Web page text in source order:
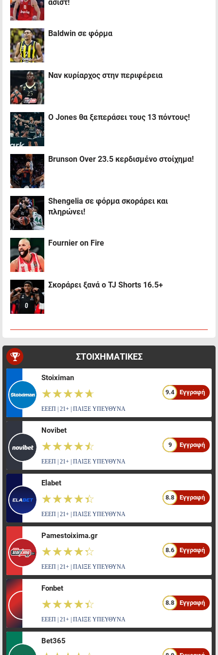
ασίστ!
Baldwin σε φόρμα
Ναν κυρίαρχος στην περιφέρεια
Ο Jones θα ξεπεράσει τους 13 πόντους!
Brunson Over 23.5 κερδισμένο στοίχημα!
Shengelia σε φόρμα σκοράρει και
πληρώνει!
Fournier on Fire
Σκοράρει ξανά ο TJ Shorts 16.5+
ΣΤΟΙΧΗΜΑΤΙΚΕΣ
Stoiximan
☆☆☆☆☆
★★★★★ 9.4 Εγγραφή
ΕΕΕΠ | 21+ | ΠΑΙΞΕ ΥΠΕΥΘΥΝΑ
Novibet
☆☆☆☆☆
★★★★★ 9 Εγγραφή
ΕΕΕΠ | 21+ | ΠΑΙΞΕ ΥΠΕΥΘΥΝΑ
Elabet
☆☆☆☆☆
★★★★★ 8.8 Εγγραφή
ΕΕΕΠ | 21+ | ΠΑΙΞΕ ΥΠΕΥΘΥΝΑ
Pamestoixima.gr
☆☆☆☆☆
★★★★★ 8.6 Εγγραφή
ΕΕΕΠ | 21+ | ΠΑΙΞΕ ΥΠΕΥΘΥΝΑ
Fonbet
☆☆☆☆☆
★★★★★ 8.8 Εγγραφή
ΕΕΕΠ | 21+ | ΠΑΙΞΕ ΥΠΕΥΘΥΝΑ
Bet365